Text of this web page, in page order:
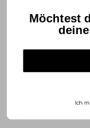
Beautiful design and
Möchtest
Ich